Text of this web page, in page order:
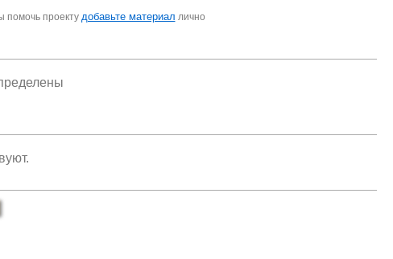
помочь проекту добавьте материал лично